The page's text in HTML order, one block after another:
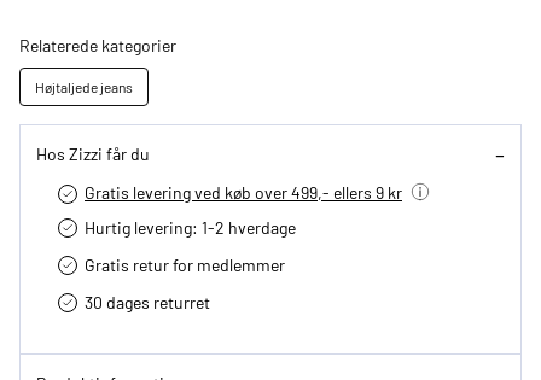
Relaterede kategorier
Højtaljede jeans
Hos Zizzi får du
Gratis levering ved køb over 499,- ellers 9 kr
Hurtig levering­: 1-2 hverdage
Gratis retur for medlemmer
30 dages returret